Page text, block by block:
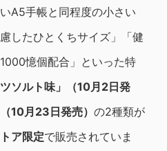
A5手帳と同程度の小さい
したひとくちサイズ」「健
憶個配合」といった特
ツソルト味」（10月2日発
10月23日発売） の2種類が
ア限定で販売されていま